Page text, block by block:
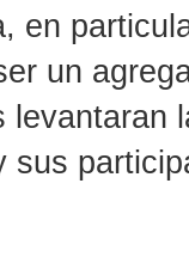
en
un
levantaran
sus